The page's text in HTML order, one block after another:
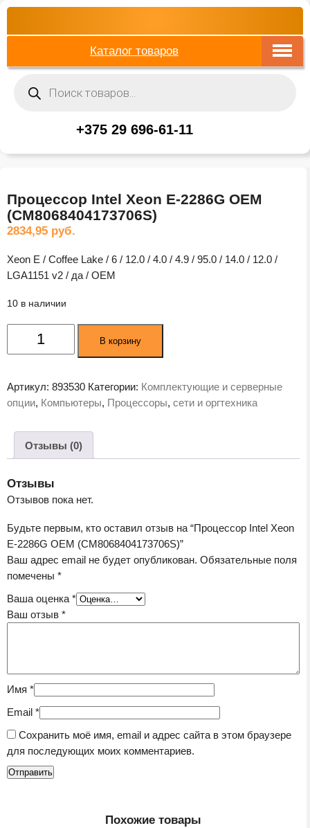
Каталог товаров
товаров
+375 29 696-61-11
Процессор Intel Xeon E-2286G OEM
(CM8068404173706S)
2834,95 руб.
Xeon E / Coffee Lake / 6 / 12.0 / 4.0 / 4.9 / 95.0 / 14.0 / 12.0 /
LGA1151 v2 / да / OEM
10 в наличии
Количество
товара
Xeon
OEM
(CM8068404173706S)
В корзину
Артикул: 893530 Категории: Комплектующие и серверные
опции, Компьютеры, Процессоры, сети и оргтехника
Отзывы (0)
Отзывы
Отзывов пока нет.
Будьте первым, кто оставил отзыв на “Процессор Intel Xeon
E-2286G OEM (CM8068404173706S)”
Ваш адрес email не будет опубликован. Обязательные поля
помечены *
Ваша оценка *
Ваш отзыв *
Имя *
Email *
Сохранить моё имя, email и адрес сайта в этом браузере
для последующих моих комментариев.
Похожие товары